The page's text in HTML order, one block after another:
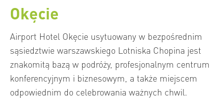
Okęcie
Airport Hotel Okęcie usytuowany w bezpośrednim
sąsiedztwie warszawskiego Lotniska Chopina jest
znakomitą bazą w podróży, profesjonalnym centrum
konferencyjnym i biznesowym, a także miejscem
odpowiednim do celebrowania ważnych chwil.